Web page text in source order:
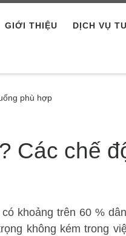
GIỚI THIỆU DỊCH VỤ
phù hợp
Các chế
khoảng trên 60 %
không kém trong